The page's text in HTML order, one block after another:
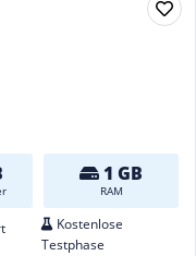
1 GB
RAM
Kostenlose
Testphase